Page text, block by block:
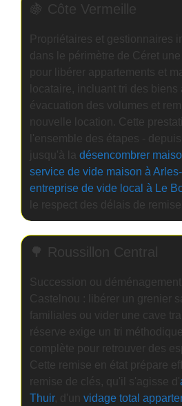
🍇 Côte Vermeille
Propriétaires et gestionnaires
dans le périmètre de Céret
pour libérer appartements et
locataire, incluant tri des biens
évacuation des volumes et
nouvelle location. Cette
l'ensemble des étapes -
jusqu'à la désencombrer
service de vide maison à
entreprise de vide local à Le
le respect des délais de
🌳 Roussillon Central
Succession ou
Castelnou : libérer un grenier
familiales ou vider une cave
réserve exige un tri
complète pour retrouver des
Cette remise en état prépare
remise de clés, qu'il s'agisse d'
Thuir, d'un vidage total